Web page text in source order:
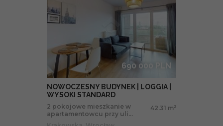
690 000 PLN
NOWOCZESNY BUDYNEK | LOGGIA |
WYSOKI STANDARD
2 pokojowe mieszkanie w
apartamentowcu przy uli...
42.31 m 2